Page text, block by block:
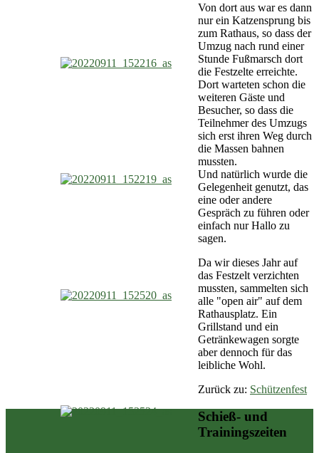
Von dort aus war es dann
nur ein Katzensprung bis
zum Rathaus, so dass der
Umzug nach rund einer
Stunde Fußmarsch dort
die Festzelte erreichte.
Dort warteten schon die
weiteren Gäste und
Besucher, so dass die
Teilnehmer des Umzugs
sich erst ihren Weg durch
die Massen bahnen
mussten.
Und natürlich wurde die
Gelegenheit genutzt, das
eine oder andere
Gespräch zu führen oder
einfach nur Hallo zu
sagen.
Da wir dieses Jahr auf
das Festzelt verzichten
mussten, sammelten sich
alle "open air" auf dem
Rathausplatz. Ein
Grillstand und ein
Getränkewagen sorgte
aber dennoch für das
leibliche Wohl.
Zurück zu: Schützenfest
Schieß- und
Trainingszeiten